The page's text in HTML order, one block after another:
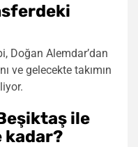
Doğan Alemdar’dan
ve gelecekte takımın
ile
kadar?